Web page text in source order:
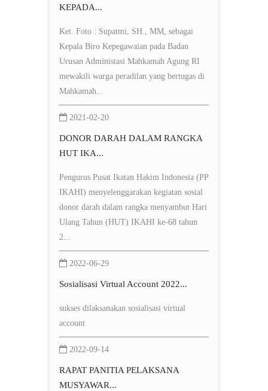
KEPADA...
Ket. Foto : Supatmi, SH., MM, sebagai
Kepala Biro Kepegawaian pada Badan
Urusan Administasi Mahkamah Agung RI
mewakili warga peradilan yang bertugas di
Mahkamah...
2021-02-20
DONOR DARAH DALAM RANGKA
HUT IKA...
Pengurus Pusat Ikatan Hakim Indonesia (PP
IKAHI) menyelenggarakan kegiatan sosial
donor darah dalam rangka menyambut Hari
Ulang Tahun (HUT) IKAHI ke-68 tahun
2...
2022-06-29
Sosialisasi Virtual Account 2022...
sukses dilaksanakan sosialisasi virtual
account
2022-09-14
RAPAT PANITIA PELAKSANA
MUSYAWAR...